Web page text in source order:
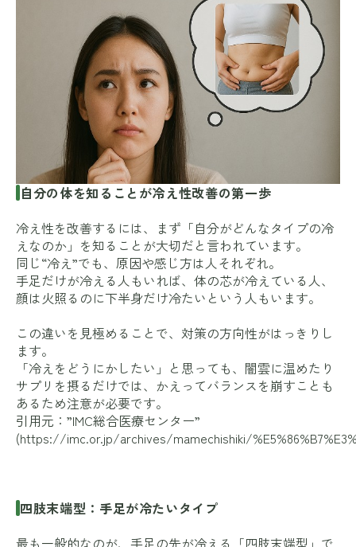
自分の体を知ることが冷え性改善の第一歩
冷え性を改善するには、まず「自分がどんなタイプの冷
えなのか」を知ることが大切だと言われています。
同じ“冷え”でも、原因や感じ方は人それぞれ。
手足だけが冷える人もいれば、体の芯が冷えている人、
顔は火照るのに下半身だけ冷たいという人もいます。
この違いを見極めることで、対策の方向性がはっきりし
ます。
「冷えをどうにかしたい」と思っても、闇雲に温めたり
サプリを摂るだけでは、かえってバランスを崩すことも
あるため注意が必要です。
引用元：”IMC総合医療センター”
(https://imc.or.jp/archives/mamechishiki/
四肢末端型：手足が冷たいタイプ
最も一般的なのが、手足の先が冷える「四肢末端型」で